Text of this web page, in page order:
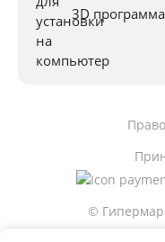
3D программа
©